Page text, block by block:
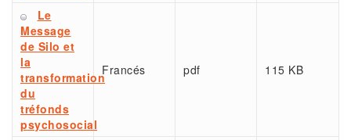
Le
Message
de Silo et
la
transformation
du
tréfonds
psychosocial
Francés pdf 115 KB